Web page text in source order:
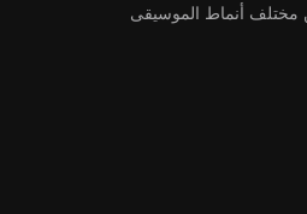
مختلف أنماط الموسيقى